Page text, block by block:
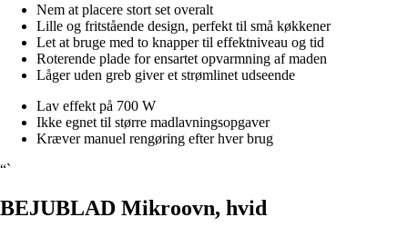
Nem at placere stort set overalt
Lille og fritstående design, perfekt til små køkkener
Let at bruge med to knapper til effektniveau og tid
Roterende plade for ensartet opvarmning af maden
Låger uden greb giver et strømlinet udseende
Lav effekt på 700 W
Ikke egnet til større madlavningsopgaver
Kræver manuel rengøring efter hver brug
“`
BEJUBLAD Mikroovn, hvid